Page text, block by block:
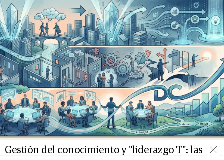
Gestión del conocimiento y "liderazgo T": las